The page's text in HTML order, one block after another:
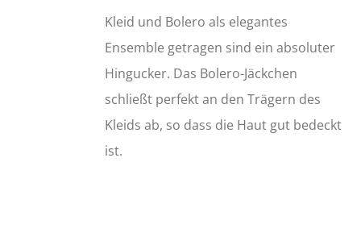
Kleid und Bolero als elegantes
Ensemble getragen sind ein absoluter
Hingucker. Das Bolero-Jäckchen
schließt perfekt an den Trägern des
Kleids ab, so dass die Haut gut bedeckt
ist.